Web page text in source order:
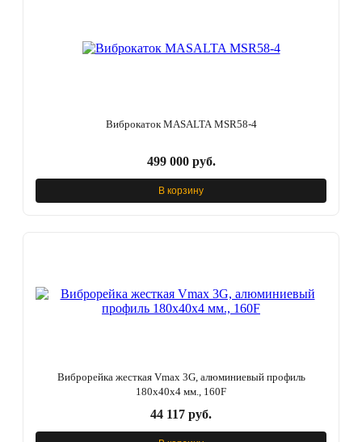
Виброкаток MASALTA MSR58-4
499 000 руб.
В корзину
Виброрейка жесткая Vmax 3G, алюминиевый профиль
180x40x4 мм., 160F
44 117 руб.